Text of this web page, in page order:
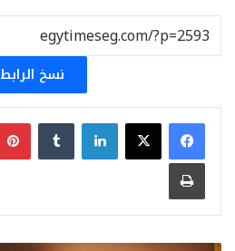
نسخ الرابط
لينكدإن
طباعة